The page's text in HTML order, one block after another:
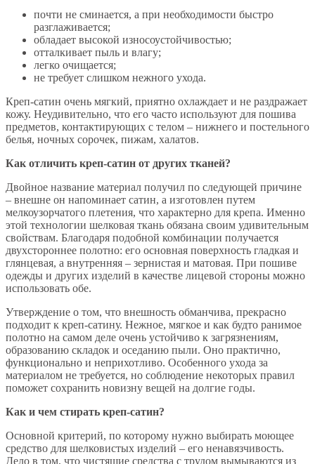
почти не сминается, а при необходимости быстро
разглаживается;
обладает высокой износоустойчивостью;
отталкивает пыль и влагу;
легко очищается;
не требует слишком нежного ухода.
Креп-сатин очень мягкий, приятно охлаждает и не раздражает
кожу. Неудивительно, что его часто используют для пошива
предметов, контактирующих с телом – нижнего и постельного
белья, ночных сорочек, пижам, халатов.
Как отличить креп-сатин от других тканей?
Двойное название материал получил по следующей причине
– внешне он напоминает сатин, а изготовлен путем
мелкоузорчатого плетения, что характерно для крепа. Именно
этой технологии шелковая ткань обязана своим удивительным
свойствам. Благодаря подобной комбинации получается
двухстороннее полотно: его основная поверхность гладкая и
глянцевая, а внутренняя – зернистая и матовая. При пошиве
одежды и других изделий в качестве лицевой стороны можно
использовать обе.
Утверждение о том, что внешность обманчива, прекрасно
подходит к креп-сатину. Нежное, мягкое и как будто ранимое
полотно на самом деле очень устойчиво к загрязнениям,
образованию складок и оседанию пыли. Оно практично,
функционально и неприхотливо. Особенного ухода за
материалом не требуется, но соблюдение некоторых правил
поможет сохранить новизну вещей на долгие годы.
Как и чем стирать креп-сатин?
Основной критерий, по которому нужно выбирать моющее
средство для шелковистых изделий – его ненавязчивость.
Дело в том, что чистящие средства с трудом вымываются из